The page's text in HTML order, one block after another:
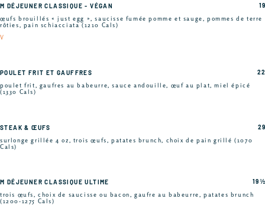
M DÉJEUNER CLASSIQUE - VÉGAN
œufs brouillés « just egg », saucisse fumée pomme et sauge, pommes de terre
rôties, pain schiacciata (1210 Cals)
V
19
POULET FRIT ET GAUFFRES
poulet frit, gaufres au babeurre, sauce andouille, œuf au plat, miel épicé
(1330 Cals)
22
STEAK & ŒUFS
surlonge grillée 4 oz, trois œufs, patates brunch, choix de pain grillé (1070
Cals)
29
M DÉJEUNER CLASSIQUE ULTIME
trois œufs, choix de saucisse ou bacon, gaufre au babeurre, patates brunch
(1200-1275 Cals)
19 ½